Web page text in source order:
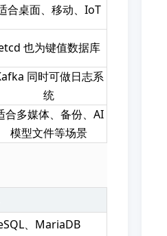
合桌面、移动、IoT
也为键值数据库
同时可做日志系
统
合多媒体、备份、AI
模型文件等场景
、MariaDB